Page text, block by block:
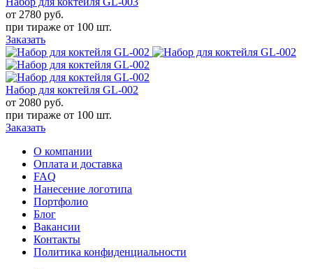
от 2780 руб.
при тираже от 100 шт.
Заказать
Набор для коктейля GL-002
от 2080 руб.
при тираже от 100 шт.
Заказать
О компании
Оплата и доставка
FAQ
Нанесение логотипа
Портфолио
Блог
Вакансии
Контакты
Политика конфиденциальности